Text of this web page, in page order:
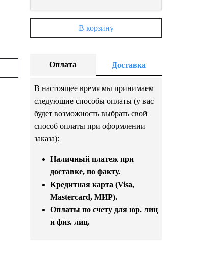
В корзину
Оплата Доставка
В настоящее время мы принимаем
следующие способы оплаты (у вас
будет возможность выбрать свой
способ оплаты при оформлении
заказа):
Наличный платеж при
доставке, по факту.
Кредитная карта (Visa,
Mastercard, МИР).
Оплаты по счету для юр. лиц
и физ. лиц.